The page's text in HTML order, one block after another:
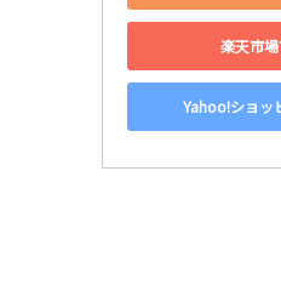
楽天市
Yahoo!ショッ